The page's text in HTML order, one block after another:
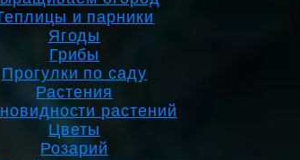
и парники
Ягоды
Грибы
Прогулки по саду
Растения
растений
Цветы
Розарий